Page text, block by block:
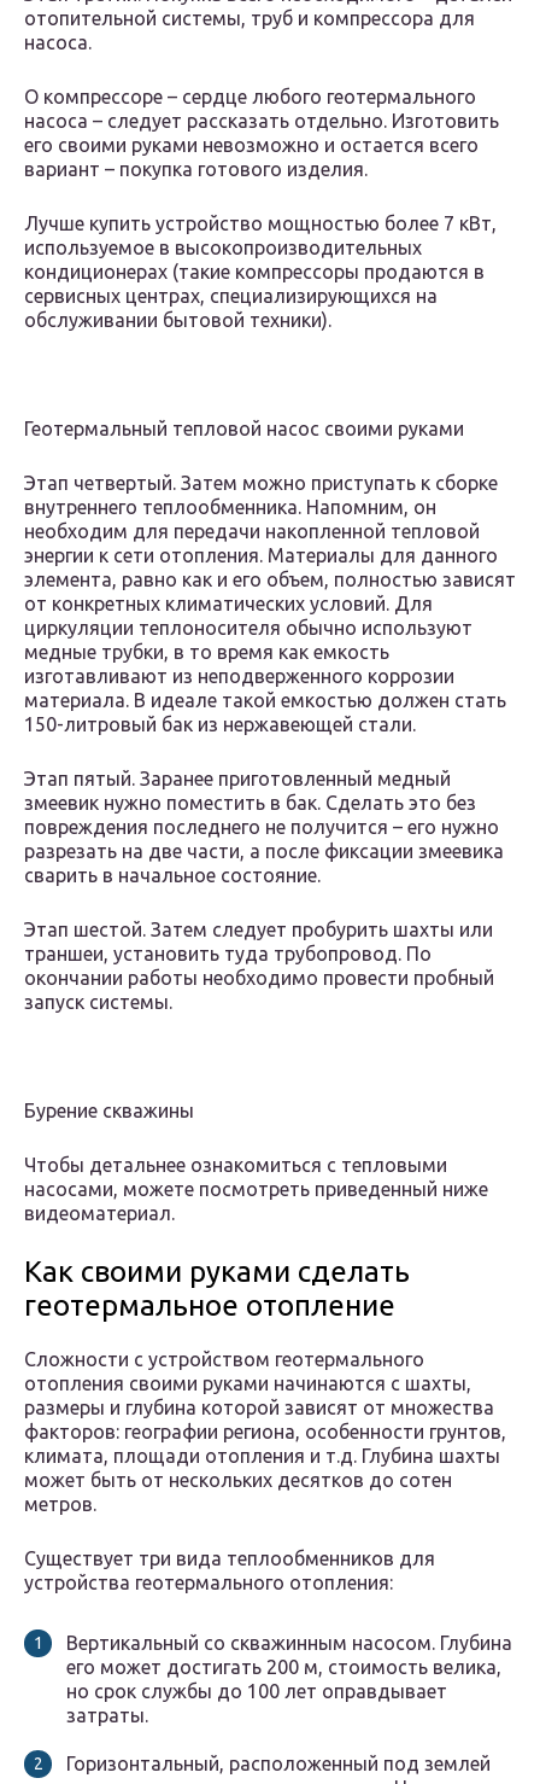
отопительной системы, труб и компрессора для
насоса.
О компрессоре – сердце любого геотермального
насоса – следует рассказать отдельно. Изготовить
его своими руками невозможно и остается всего
вариант – покупка готового изделия.
Лучше купить устройство мощностью более 7 кВт,
используемое в высокопроизводительных
кондиционерах (такие компрессоры продаются в
сервисных центрах, специализирующихся на
обслуживании бытовой техники).
Геотермальный тепловой насос своими руками
Этап четвертый. Затем можно приступать к сборке
внутреннего теплообменника. Напомним, он
необходим для передачи накопленной тепловой
энергии к сети отопления. Материалы для данного
элемента, равно как и его объем, полностью зависят
от конкретных климатических условий. Для
циркуляции теплоносителя обычно используют
медные трубки, в то время как емкость
изготавливают из неподверженного коррозии
материала. В идеале такой емкостью должен стать
150-литровый бак из нержавеющей стали.
Этап пятый. Заранее приготовленный медный
змеевик нужно поместить в бак. Сделать это без
повреждения последнего не получится – его нужно
разрезать на две части, а после фиксации змеевика
сварить в начальное состояние.
Этап шестой. Затем следует пробурить шахты или
траншеи, установить туда трубопровод. По
окончании работы необходимо провести пробный
запуск системы.
Бурение скважины
Чтобы детальнее ознакомиться с тепловыми
насосами, можете посмотреть приведенный ниже
видеоматериал.
Как своими руками сделать
геотермальное отопление
Сложности с устройством геотермального
отопления своими руками начинаются с шахты,
размеры и глубина которой зависят от множества
факторов: географии региона, особенности грунтов,
климата, площади отопления и т.д. Глубина шахты
может быть от нескольких десятков до сотен
метров.
Существует три вида теплообменников для
устройства геотермального отопления:
Вертикальный со скважинным насосом. Глубина
его может достигать 200 м, стоимость велика,
но срок службы до 100 лет оправдывает
затраты.
Горизонтальный, расположенный под землей